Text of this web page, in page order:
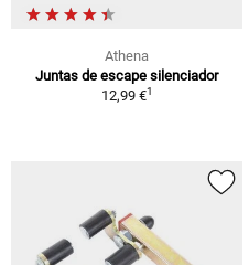
Athena
Juntas de escape silenciador
12,99 €1